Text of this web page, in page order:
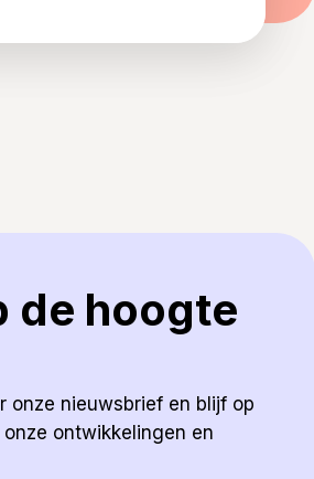
de hoogte
onze nieuwsbrief en blijf op
ontwikkelingen en